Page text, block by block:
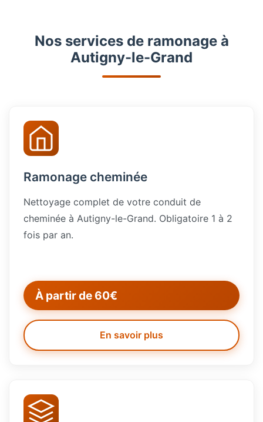
Nos services de ramonage à
Autigny-le-Grand
Ramonage cheminée
Nettoyage complet de votre conduit de
cheminée à Autigny-le-Grand. Obligatoire 1 à 2
fois par an.
À partir de 60€
En savoir plus